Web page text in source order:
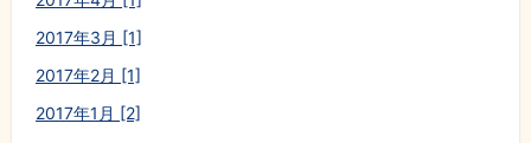
2017年3月 [1]
2017年2月 [1]
2017年1月 [2]